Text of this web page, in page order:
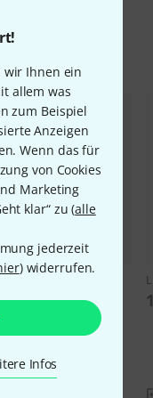
wir Ihnen ein
allem was
zum Beispiel
Anzeigen
Wenn das für
von Cookies
Marketing
klar“ zu (alle
jederzeit
) widerrufen.
Infos